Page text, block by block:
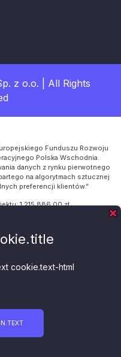
z o.o. | All Rights
Funduszu Rozwoju
Polska Wschodnia.
danych z rynku pierwotnego
na algorytmach sztucznej
preferencji klientów.”
1 215 886,00 zł
Wschodnia
Polska Wschodnia
dla nowych pomysłów
w Polsce Wschodniej
info-4
cookie.text-html